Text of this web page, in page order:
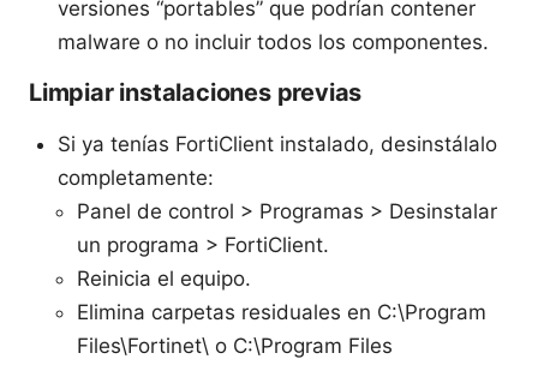
versiones “portables” que podrían contener
malware o no incluir todos los componentes.
Limpiar instalaciones previas
Si ya tenías FortiClient instalado, desinstálalo
completamente:
Panel de control > Programas > Desinstalar
un programa > FortiClient.
Reinicia el equipo.
Elimina carpetas residuales en C:\Program
Files\Fortinet\ o C:\Program Files